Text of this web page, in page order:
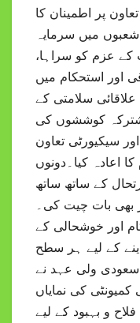
پر اطمینان کا
میں سرمایہ
کے عزم کو سراہا،
اور استحکام میں
سلامتی کے
کوششوں کی
سیکیورٹی تعاون
اعادہ کیا۔دونوں
کے ساتھ ساتھ
بات چیت کی۔
اور خوشحالی کے
کے لیے ہر سطح
ولی عہد نے
کی نمایاں
و بہبود کے لیے